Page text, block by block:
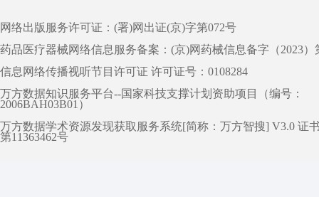
网络出版服务许可证：(署)网出证(京)字第072号
药品医疗器械网络信息服务备案：(京)网药械信息备字（2023）
信息网络传播视听节目许可证 许可证号：0108284
万方数据知识服务平台--国家科技支撑计划资助项目（编号：
2006BAH03B01）
万方数据学术资源发现获取服务系统[简称：万方智搜] V3.0 证
第11363462号